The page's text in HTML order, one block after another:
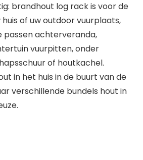
brandhout log rack is voor de
of uw outdoor vuurplaats,
passen achterveranda,
vuurpitten, onder
of houtkachel.
in het huis in de buurt van de
verschillende bundels hout in